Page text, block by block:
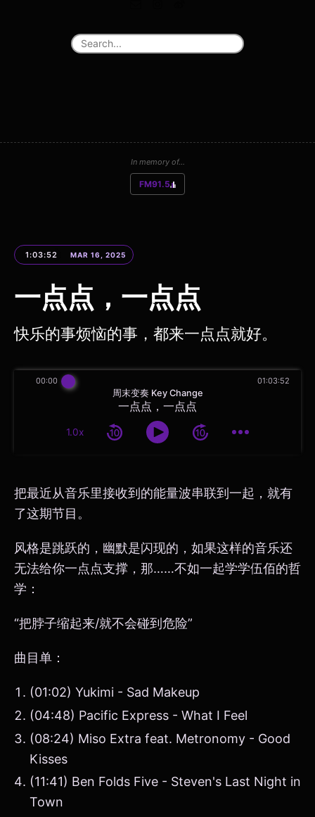
In memory of...
FM91.5
1:03:52 MAR 16, 2025
一点点，一点点
快乐的事烦恼的事，都来一点点就好。
周末变奏 Key Change
一点点，一点点
1.0x
00:00 01:03:52
把最近从音乐里接收到的能量波串联到一起，就有
了这期节目。
风格是跳跃的，幽默是闪现的，如果这样的音乐还
无法给你一点点支撑，那……不如一起学学伍佰的哲
学：
“把脖子缩起来/就不会碰到危险”
曲目单：
(01:02) Yukimi - Sad Makeup
(04:48) Pacific Express - What I Feel
(08:24) Miso Extra feat. Metronomy - Good
Kisses
(11:41) Ben Folds Five - Steven's Last Night in
Town